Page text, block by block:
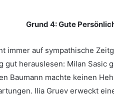
Grund 4: Gute
immer auf sympathische
gut herauslesen: Milan Sasic
Baumann machte keinen
Ilia Gruev erweckt